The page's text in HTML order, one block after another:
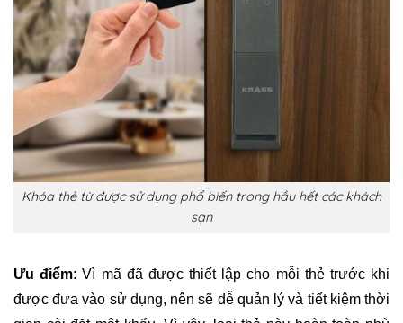
Khóa thẻ từ được sử dụng phổ biến trong hầu hết các khách
sạn
Ưu điểm: Vì mã đã được thiết lập cho mỗi thẻ trước khi
được đưa vào sử dụng, nên sẽ dễ quản lý và tiết kiệm thời